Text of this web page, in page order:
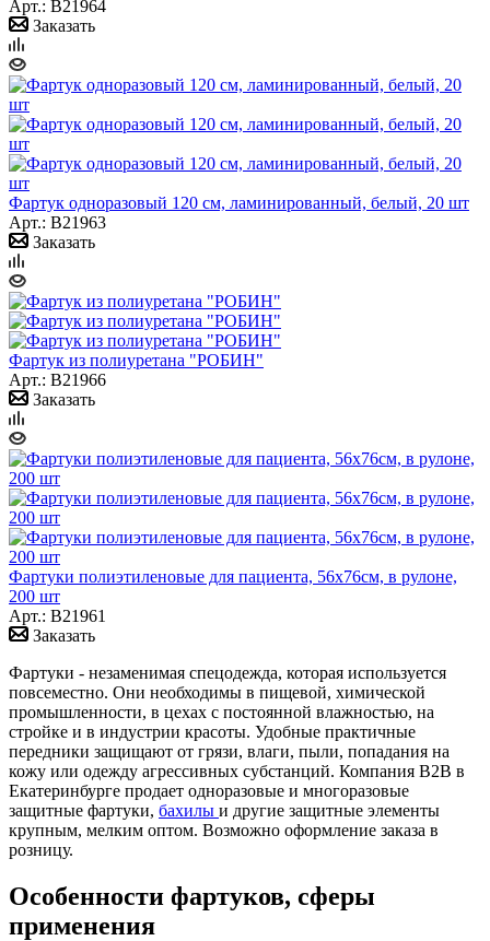
Арт.: B21964
Заказать
Фартук одноразовый 120 см, ламинированный, белый, 20 шт
Арт.: B21963
Заказать
Фартук из полиуретана "РОБИН"
Арт.: B21966
Заказать
Фартуки полиэтиленовые для пациента, 56x76см, в рулоне,
200 шт
Арт.: B21961
Заказать
Фартуки - незаменимая спецодежда, которая используется
повсеместно. Они необходимы в пищевой, химической
промышленности, в цехах с постоянной влажностью, на
стройке и в индустрии красоты. Удобные практичные
передники защищают от грязи, влаги, пыли, попадания на
кожу или одежду агрессивных субстанций. Компания B2B в
Екатеринбурге продает одноразовые и многоразовые
защитные фартуки, бахилы и другие защитные элементы
крупным, мелким оптом. Возможно оформление заказа в
розницу.
Особенности фартуков, сферы
применения